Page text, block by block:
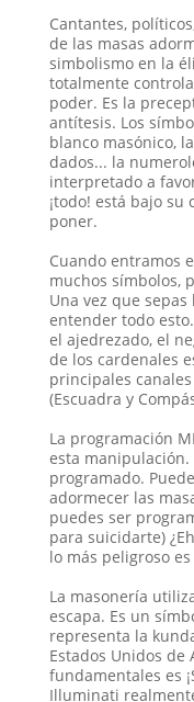
Cantantes,
de las masas
simbolismo en la
totalmente
poder. Es la
antítesis. Los
blanco masónico,
dados... la
interpretado a
¡todo! está bajo
poner.
Cuando entramos
muchos símbolos,
Una vez que sepas
entender todo
el ajedrezado, el
de los cardenales
principales canales
(Escuadra y
La programación
esta manipulación.
programado.
adormecer las
puedes ser
para suicidarte)
lo más peligroso
La masonería
escapa. Es un
representa la
Estados Unidos
fundamentales es
Illuminati